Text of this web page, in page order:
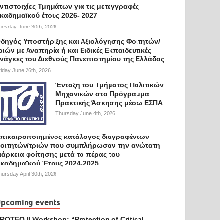
Τμημάτων για τις μετεγγραφές
έτους 2026- 2027
June 30th, 2026
Υποστήριξης και Αξιολόγησης Φοιτητών/
με Αναπηρία ή και Ειδικές Εκπαιδευτικές
του Διεθνούς Πανεπιστημίου της Ελλάδος
June 26th, 2026
Ένταξη του Τμήματος Πολιτικών
Μηχανικών στο Πρόγραμμα
Πρακτικής Άσκησης μέσω ΕΣΠΑ
Thursday June 4th, 2026
κατάλογος διαγραφέντων
τριών που συμπλήρωσαν την ανώτατη
φοίτησης μετά το πέρας του
Έτους 2024-2025
April 30th, 2026
events